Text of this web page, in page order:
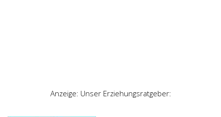
Anzeige: Unser Erziehungsratgeber: